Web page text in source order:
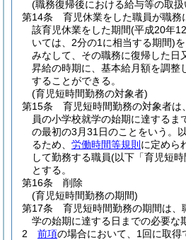
(職務復帰後における給与等の取扱
第14条
育児休業をした職員が職務
該育児休業をした期間(平成20年
いては、2分の1に相当する期間)
みなして、その職務に復帰した日
昇給の時期に、基本給月額を調整
することができる。
(育児短時間勤務の対象者)
第15条
育児短時間勤務の対象者
員の小学校就学の始期に達するま
の最初の3月31日のことをいう。
るため、 労働時間等規則 に定めら
して勤務する職員(以下「育児短
とする。
第16条
削除
(育児短時間勤務の期間)
第17条
育児短時間勤務の期間は
学の始期に達する日までの必要な
2
前項の場合において、1回に取得